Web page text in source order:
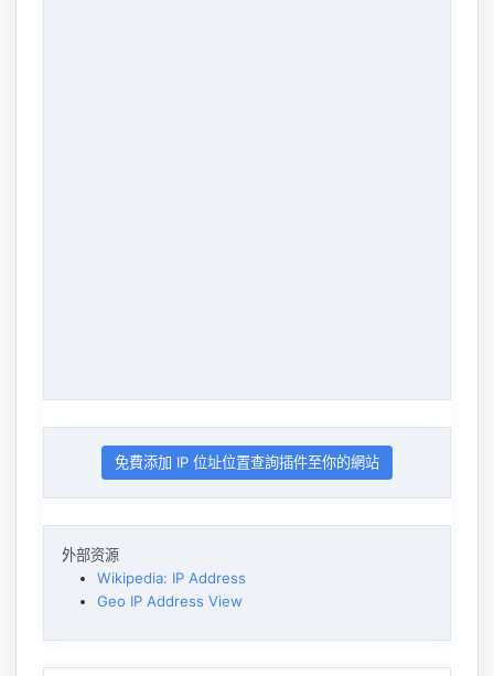
免費添加 IP 位址位置查詢插件至你的網站
外部资源
Wikipedia: IP Address
Geo IP Address View